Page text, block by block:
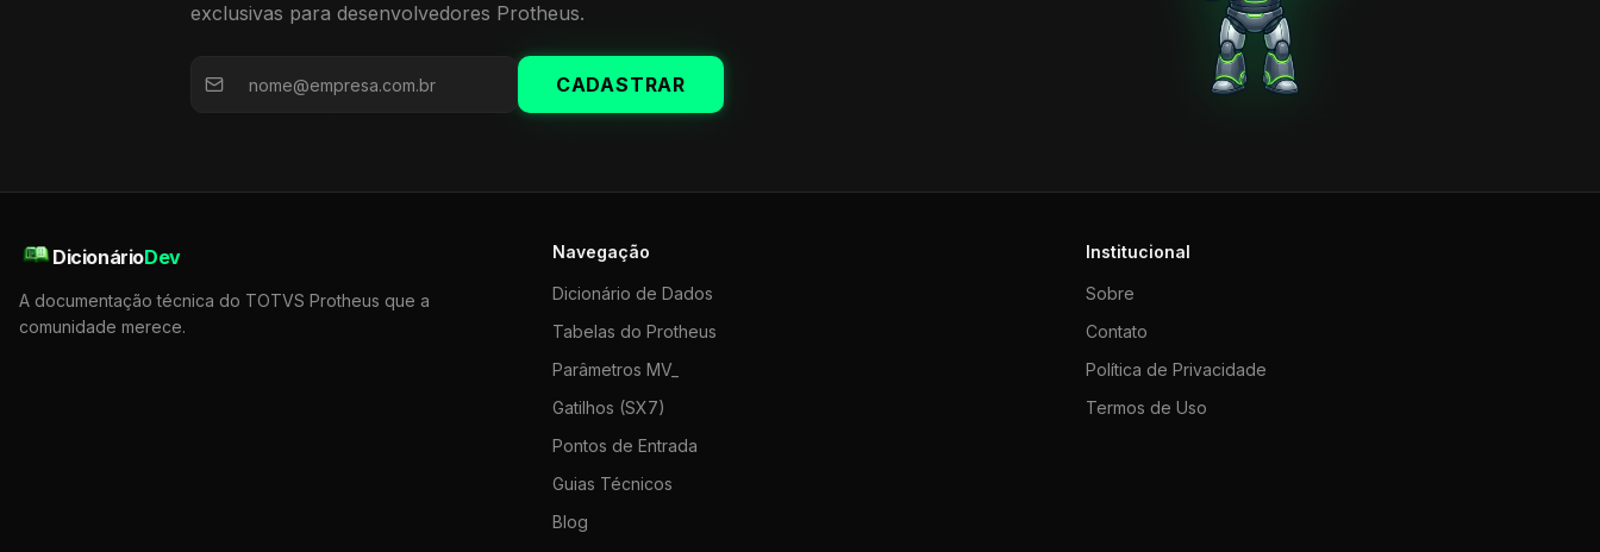
exclusivas para desenvolvedores Protheus.
CADASTRAR
DicionárioDev
A documentação técnica do TOTVS Protheus que a
comunidade merece.
Navegação
Dicionário de Dados
Tabelas do Protheus
Parâmetros MV_
Gatilhos (SX7)
Pontos de Entrada
Guias Técnicos
Blog
Institucional
Sobre
Contato
Política de Privacidade
Termos de Uso